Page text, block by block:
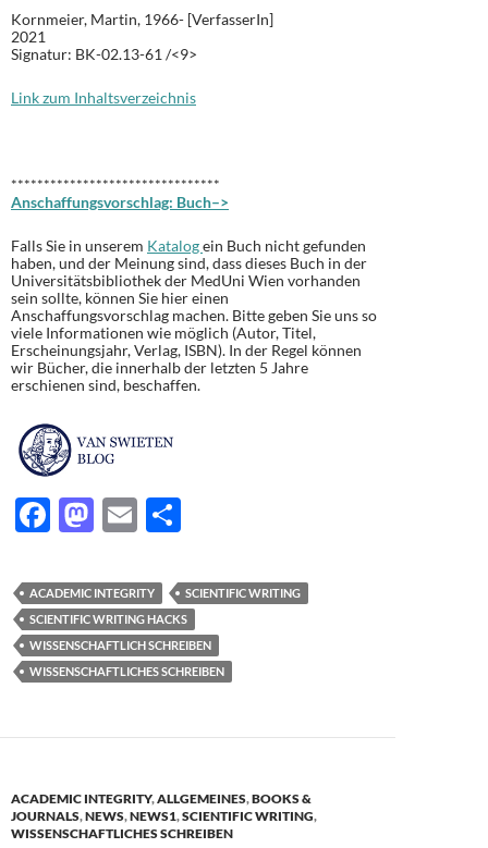
Kornmeier, Martin, 1966- [VerfasserIn]
2021
Signatur: BK-02.13-61 /<9>
Link zum Inhaltsverzeichnis
********************************
Anschaffungsvorschlag: Buch–>
Falls Sie in unserem Katalogein Buch nicht gefunden
haben, und der Meinung sind, dass dieses Buch in der
Universitätsbibliothek der MedUni Wien vorhanden
sein sollte, können Sie hier einen
Anschaffungsvorschlag machen. Bitte geben Sie uns so
viele Informationen wie möglich (Autor, Titel,
Erscheinungsjahr, Verlag, ISBN). In der Regel können
wir Bücher, die innerhalb der letzten 5 Jahre
erschienen sind, beschaffen.
F
e
b
o
o
M
to
d
o
n
E
ail le
n
ACADEMIC INTEGRITY
SCIENTIFIC WRITING
SCIENTIFIC WRITING HACKS
WISSENSCHAFTLICH SCHREIBEN
WISSENSCHAFTLICHES SCHREIBEN
ACADEMIC INTEGRITY,ALLGEMEINES,BOOKS &
JOURNALS,NEWS,NEWS1,SCIENTIFIC WRITING,
WISSENSCHAFTLICHES SCHREIBEN